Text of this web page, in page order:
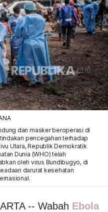
dan masker beroperasi di
pencegahan terhadap
Utara, Republik Demokratik
Dunia (WHO) telah
oleh virus Bundibugyo, di
darurat kesehatan
-- Wabah Ebola